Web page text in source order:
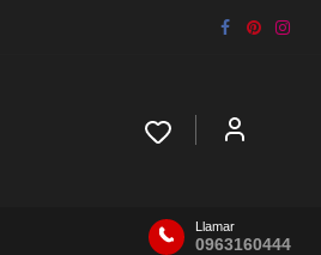
Llamar
0963160444